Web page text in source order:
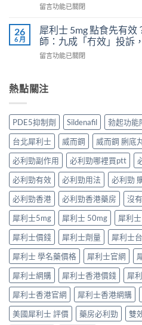
嗎？
科
實
證
告
真
相，
孕
男
性
必
讀〉
中
怎
3
位
網
友
實
體
醫
學
真
相
大
公
開〉
中
地
非）
效
果、
服
印
20〉
中
在
果
凍
用
法
作
凍
威
嘅
速
效
話
術
要
打
折
讀〉
中
留言功能已關閉
26
6 月
犀利士 5mg 點食先有
師：九成「冇效」投訴
在
士
5mg
食
先
有
效？
冇
效
嘅
原
因
逐
個
捉
——
藥
師：
九
成
「冇
效」
投
訴，
留言功能已關閉
熱點關注
PDE5抑制劑 Sildenafil 勃起功能
台北犀利士
威而鋼 威而鋼 脷底
必利勁副作用
必利勁哪裡買ptt
必利勁有效
必利勁用法 必利勁
必利勁香港
必利勁香港藥房
沒
犀利士5mg
犀利士 50mg 犀利
犀利士價錢
犀利士劑量 犀利士
犀利士 學名藥價格
犀利士官網
犀利士網購
犀利士香港價錢
犀
犀利士香港官網
犀利士香港網購
美國犀利士 評價
藥房必利勁 雙